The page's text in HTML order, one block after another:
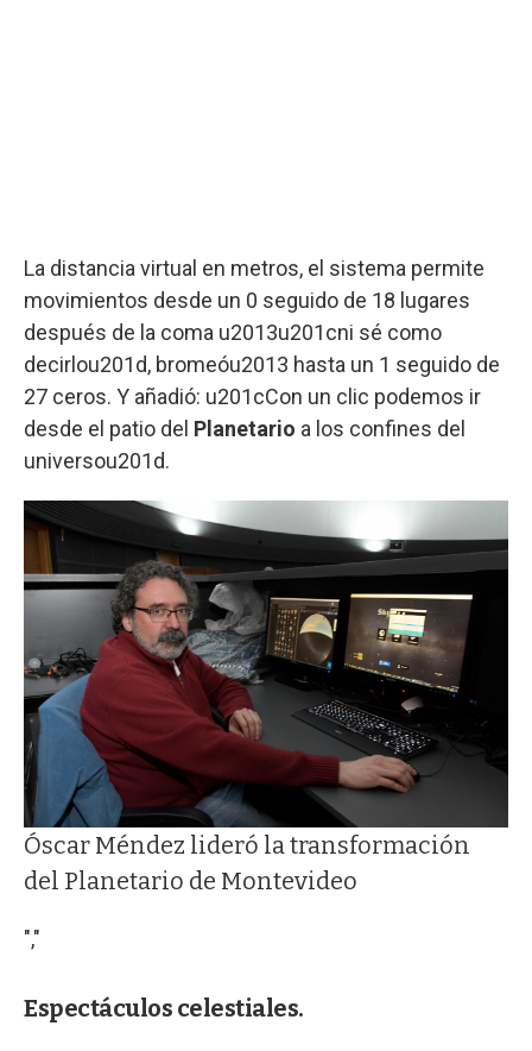
La distancia virtual en metros, el sistema permite
movimientos desde un 0 seguido de 18 lugares
después de la coma u2013u201cni sé como
decirlou201d, bromeóu2013 hasta un 1 seguido de
27 ceros. Y añadió: u201cCon un clic podemos ir
desde el patio del Planetario a los confines del
universou201d.
Óscar Méndez lideró la transformación
del Planetario de Montevideo
","
Espectáculos celestiales.